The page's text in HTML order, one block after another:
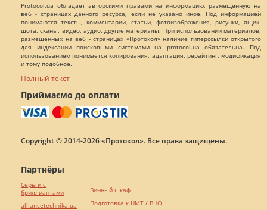
Protocol.ua обладает авторскими правами на информацию, размещенную на
веб - страницах данного ресурса, если не указано иное. Под информацией
понимаются тексты, комментарии, статьи, фотоизображения, рисунки, ящик-
шота, сканы, видео, аудио, другие материалы. При использовании материалов,
размещенных на веб - страницах «Протокол» наличие гиперссылки открытого
для индексации поисковыми системами на protocol.ua обязательна. Под
использованием понимается копирования, адаптация, рерайтинг, модификация
и тому подобное.
Полный текст
Приймаємо до оплати
Copyright © 2014-2026 «Протокол». Все права защищены.
Партнёры
Серьги с
бриллиантами
alliancetechnika.ua
Винный шкаф
Подготовка к НМТ / ВНО